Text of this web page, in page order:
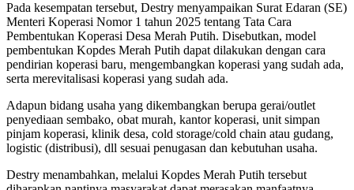
​Pada kesempatan tersebut, Destry menyampaikan Surat Edaran (SE)
Menteri Koperasi Nomor 1 tahun 2025 tentang Tata Cara
Pembentukan Koperasi Desa Merah Putih. Disebutkan, model
pembentukan Kopdes Merah Putih dapat dilakukan dengan cara
pendirian koperasi baru, mengembangkan koperasi yang sudah ada,
serta merevitalisasi koperasi yang sudah ada.
Adapun bidang usaha yang dikembangkan berupa gerai/outlet
penyediaan sembako, obat murah, kantor koperasi, unit simpan
pinjam koperasi, klinik desa, cold storage/cold chain atau gudang,
logistic (distribusi), dll sesuai penugasan dan kebutuhan usaha.
Destry menambahkan, melalui Kopdes Merah Putih tersebut